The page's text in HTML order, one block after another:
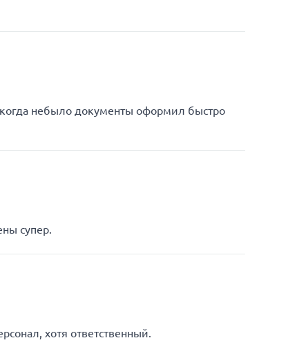
небыло документы оформил быстро
супер.
хотя ответственный.